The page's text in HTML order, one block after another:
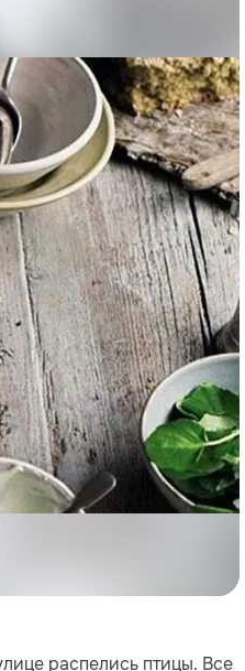
распелись птицы. Все